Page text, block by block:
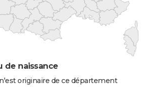
de naissance
originaire de ce département